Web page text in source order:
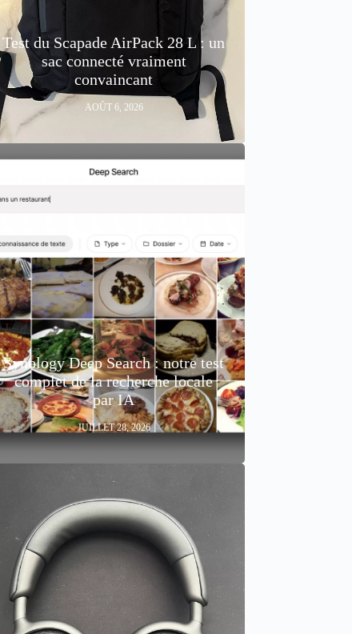
Test du Scapade AirPack 28 L : un
sac connecté vraiment
convaincant
AOÛT 6, 2026
Synology Deep Search : notre test
complet de la recherche locale
par IA
JUILLET 28, 2026